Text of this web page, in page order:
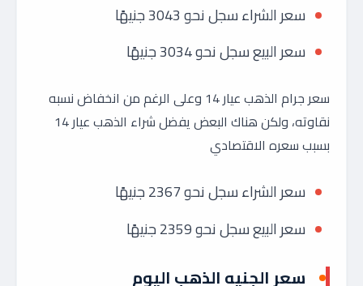
سعر الشراء سجل نحو 3043 جنيهًا
سعر البيع سجل نحو 3034 جنيهًا
سعر جرام الذهب عيار 14 وعلى الرغم من انخفاض نسبه
نقاوته، ولكن هناك البعض يفضل شراء الذهب عيار 14
بسبب سعره الاقتصادي
سعر الشراء سجل نحو 2367 جنيهًا
سعر البيع سجل نحو 2359 جنيهًا
سعر الجنيه الذهب اليوم